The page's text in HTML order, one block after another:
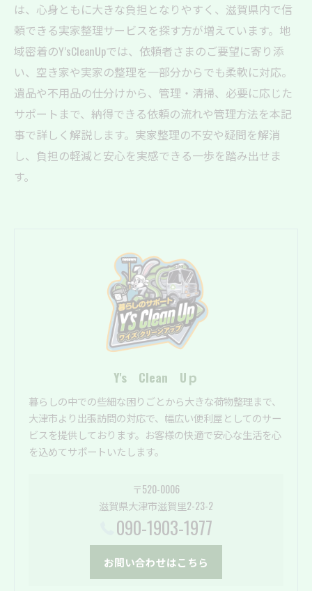
は、心身ともに大きな負担となりやすく、滋賀県内で信
頼できる実家整理サービスを探す方が増えています。地
域密着のY’sCleanUpでは、依頼者さまのご要望に寄り添
い、空き家や実家の整理を一部分からでも柔軟に対応。
遺品や不用品の仕分けから、管理・清掃、必要に応じた
サポートまで、納得できる依頼の流れや管理方法を本記
事で詳しく解説します。実家整理の不安や疑問を解消
し、負担の軽減と安心を実感できる一歩を踏み出せま
す。
Y's Clean Uｐ
暮らしの中での些細な困りごとから大きな荷物整理まで、
大津市より出張訪問の対応で、幅広い便利屋としてのサー
ビスを提供しております。お客様の快適で安心な生活を心
を込めてサポートいたします。
〒520-0006
滋賀県大津市滋賀里2-23-2
090-1903-1977
お問い合わせはこちら